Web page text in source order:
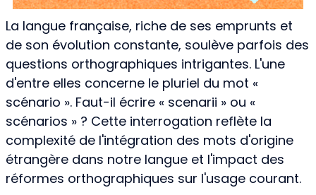
La langue française, riche de ses emprunts et
de son évolution constante, soulève parfois des
questions orthographiques intrigantes. L'une
d'entre elles concerne le pluriel du mot «
scénario ». Faut-il écrire « scenarii » ou «
scénarios » ? Cette interrogation reflète la
complexité de l'intégration des mots d'origine
étrangère dans notre langue et l'impact des
réformes orthographiques sur l'usage courant.